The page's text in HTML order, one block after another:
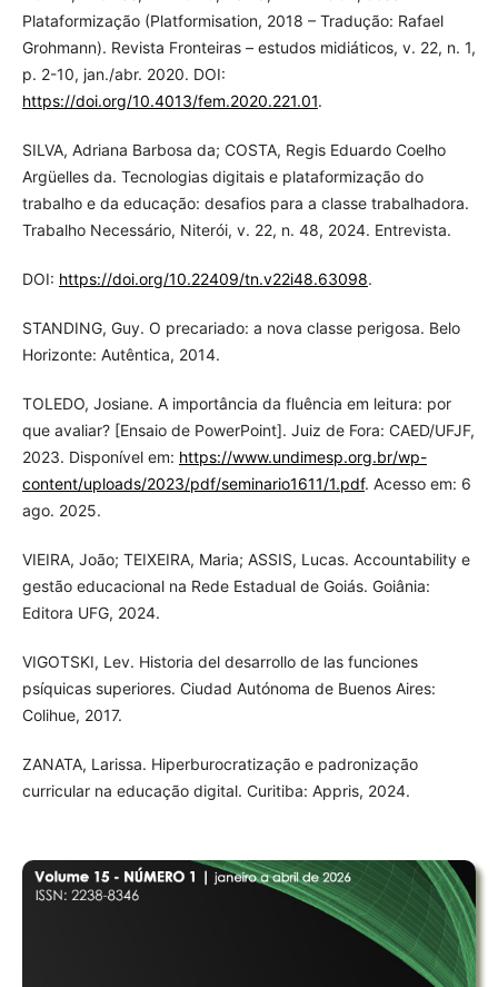
Plataformização (Platformisation, 2018 – Tradução: Rafael
Grohmann). Revista Fronteiras – estudos midiáticos, v. 22, n. 1,
p. 2-10, jan./abr. 2020. DOI:
https://doi.org/10.4013/fem.2020.221.01.
SILVA, Adriana Barbosa da; COSTA, Regis Eduardo Coelho
Argüelles da. Tecnologias digitais e plataformização do
trabalho e da educação: desafios para a classe trabalhadora.
Trabalho Necessário, Niterói, v. 22, n. 48, 2024. Entrevista.
DOI: https://doi.org/10.22409/tn.v22i48.63098.
STANDING, Guy. O precariado: a nova classe perigosa. Belo
Horizonte: Autêntica, 2014.
TOLEDO, Josiane. A importância da fluência em leitura: por
que avaliar? [Ensaio de PowerPoint]. Juiz de Fora: CAED/UFJF,
2023. Disponível em: https://www.undimesp.org.br/wp-
content/uploads/2023/pdf/seminario1611/1.pdf. Acesso em: 6
ago. 2025.
VIEIRA, João; TEIXEIRA, Maria; ASSIS, Lucas. Accountability e
gestão educacional na Rede Estadual de Goiás. Goiânia:
Editora UFG, 2024.
VIGOTSKI, Lev. Historia del desarrollo de las funciones
psíquicas superiores. Ciudad Autónoma de Buenos Aires:
Colihue, 2017.
ZANATA, Larissa. Hiperburocratização e padronização
curricular na educação digital. Curitiba: Appris, 2024.